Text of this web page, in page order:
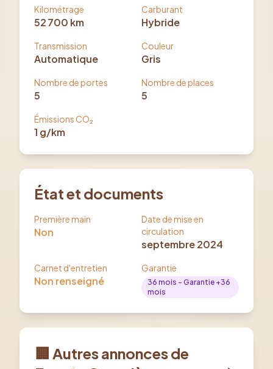
Kilométrage
52 700 km
Carburant
Hybride
Transmission
Automatique
Couleur
Gris
Nombre de portes
5
Nombre de places
5
Émissions CO₂
1 g/km
État et documents
Première main
Non
Date de mise en
circulation
septembre 2024
Carnet d'entretien
Non renseigné
Garantie
36 mois - Garantie +36
mois
🏢 Autres annonces de